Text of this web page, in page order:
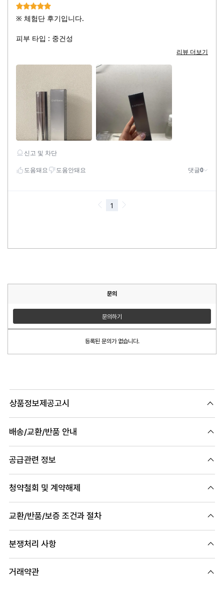
문의
문의하기
등록된 문의가 없습니다.
상품정보제공고시
배송/교환/반품 안내
공급관련 정보
청약철회 및 계약해제
교환/반품/보증 조건과 절차
분쟁처리 사항
거래약관